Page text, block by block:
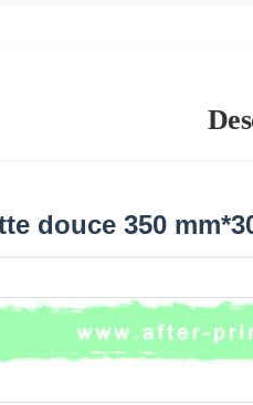
douce 350